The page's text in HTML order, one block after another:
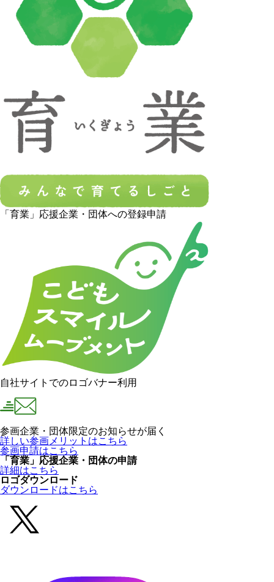
「育業」応援企業・団体への登録申請
自社サイトでのロゴバナー利用
参画企業・団体限定のお知らせが届く
詳しい参画メリットはこちら
参画申請はこちら
「育業」応援企業・団体の申請
詳細はこちら
ロゴダウンロード
ダウンロードはこちら